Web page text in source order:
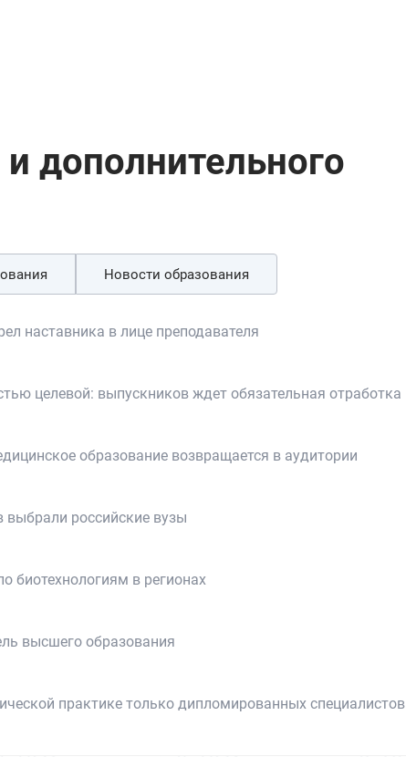
дополнительного
Новости образования
наставника в лице преподавателя
целевой: выпускников ждет обязательная отработка
образование возвращается в аудитории
выбрали российские вузы
биотехнологиям в регионах
высшего образования
практике только дипломированных специалистов